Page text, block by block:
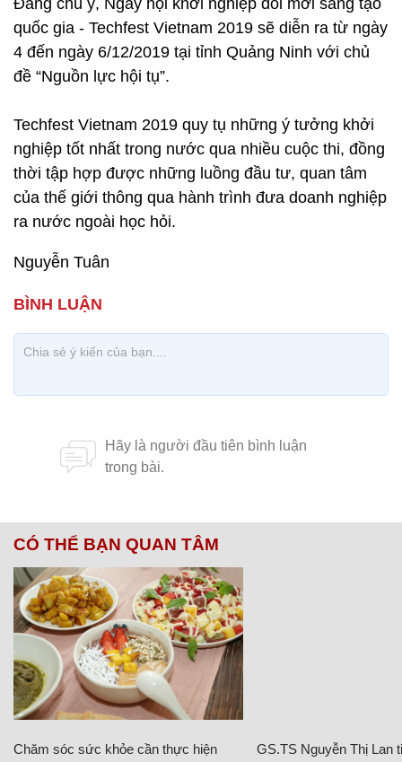
Đáng chú ý, Ngày hội khởi nghiệp đổi mới sáng tạo
quốc gia - Techfest Vietnam 2019 sẽ diễn ra từ ngày
4 đến ngày 6/12/2019 tại tỉnh Quảng Ninh với chủ
đề “Nguồn lực hội tụ”.
Techfest Vietnam 2019 quy tụ những ý tưởng khởi
nghiệp tốt nhất trong nước qua nhiều cuộc thi, đồng
thời tập hợp được những luồng đầu tư, quan tâm
của thế giới thông qua hành trình đưa doanh nghiệp
ra nước ngoài học hỏi.
Nguyễn Tuân
CÓ THỂ BẠN QUAN TÂM
Chăm sóc sức khỏe cần thực hiện
GS.TS Nguyễn Thị Lan